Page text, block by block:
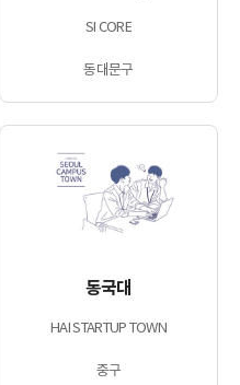
SI CORE
동대문구
동국대
HAI STARTUP TOWN
중구